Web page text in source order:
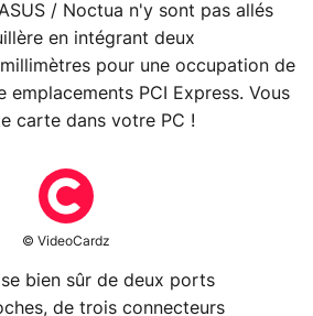
/ Noctua n'y sont pas allés
en intégrant deux
pour une occupation de
emplacements PCI Express. Vous
carte dans votre PC !
© VideoCardz
bien sûr de deux ports
de trois connecteurs